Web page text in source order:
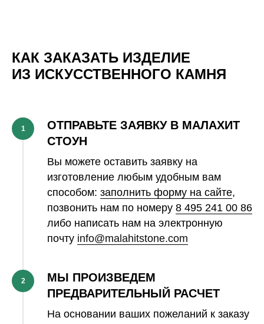
КАК ЗАКАЗАТЬ ИЗДЕЛИЕ
ИЗ ИСКУССТВЕННОГО КАМНЯ
1
ОТПРАВЬТЕ ЗАЯВКУ В МАЛАХИТ
СТОУН
Вы можете оставить заявку на
изготовление любым удобным вам
способом: заполнить форму на сайте,
позвонить нам по номеру 8 495 241 00 86
либо написать нам на электронную
почту info@malahitstone.com
2
МЫ ПРОИЗВЕДЕМ
ПРЕДВАРИТЕЛЬНЫЙ РАСЧЕТ
На основании ваших пожеланий к заказу